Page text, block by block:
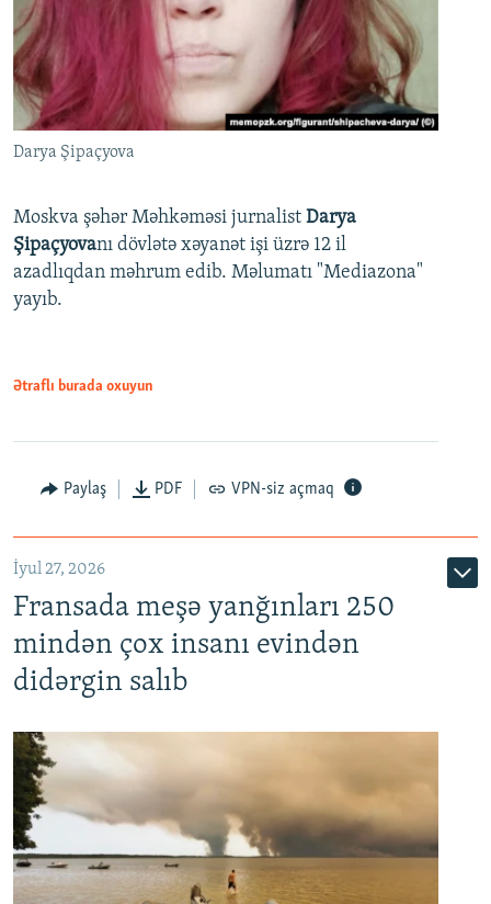
Darya Şipaçyova
Moskva şəhər Məhkəməsi jurnalist Darya
Şipaçyovanı dövlətə xəyanət işi üzrə 12 il
azadlıqdan məhrum edib. Məlumatı "Mediazona"
yayıb.
Ətraflı burada oxuyun
Paylaş PDF VPN-siz açmaq
İyul 27, 2026
Fransada meşə yanğınları 250
mindən çox insanı evindən
didərgin salıb